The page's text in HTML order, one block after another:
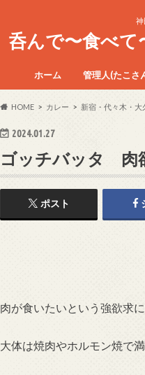
神
呑んで〜食べ
ホーム 管理人(たこさ
HOME カレー 新宿・代々木・大
2024.01.27
ゴッチバッタ 肉
ポスト
肉が食いたいという強欲求
大体は焼肉やホルモン焼で